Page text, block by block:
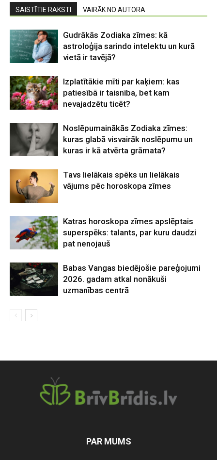
SAISTĪTIE RAKSTI VAIRĀK NO AUTORA
Gudrākās Zodiaka zīmes: kā
astroloģija sarindo intelektu un kurā
vietā ir tavējā?
Izplatītākie mīti par kaķiem: kas
patiesībā ir taisnība, bet kam
nevajadzētu ticēt?
Noslēpumainākās Zodiaka zīmes:
kuras glabā visvairāk noslēpumu un
kuras ir kā atvērta grāmata?
Tavs lielākais spēks un lielākais
vājums pēc horoskopa zīmes
Katras horoskopa zīmes apslēptais
superspēks: talants, par kuru daudzi
pat nenojauš
Babas Vangas biedējošie pareģojumi
2026. gadam atkal nonākuši
uzmanības centrā
PAR MUMS